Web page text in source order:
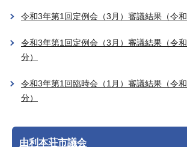
令和3年第1回定例会（3月）審議結果（令
令和3年第1回定例会（3月）審議結果（令
分）
令和3年第1回臨時会（1月）審議結果（令
分）
由利本荘市議会